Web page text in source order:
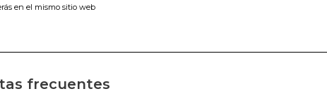
en el mismo sitio web
frecuentes